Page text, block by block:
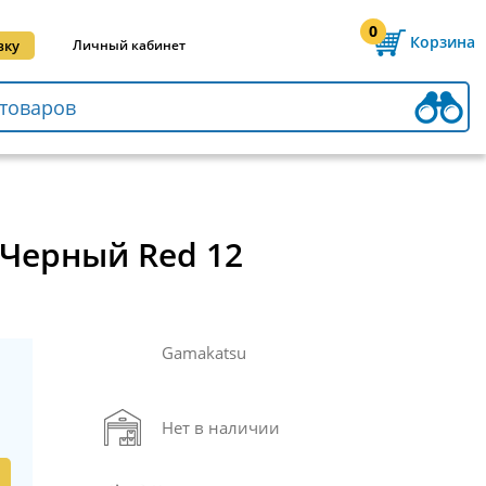
Личный кабинет
0
Корзина
Red 12
Gamakatsu
Нет в наличии